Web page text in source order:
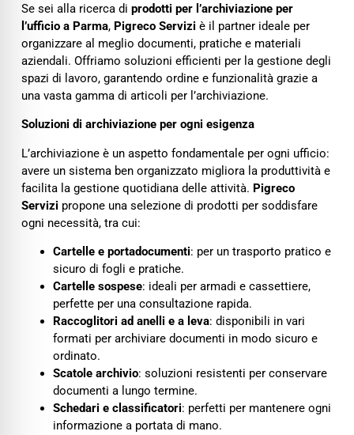
Se sei alla ricerca di prodotti per l’archiviazione per
l’ufficio a Parma, Pigreco Servizi è il partner ideale per
organizzare al meglio documenti, pratiche e materiali
aziendali. Offriamo soluzioni efficienti per la gestione degli
spazi di lavoro, garantendo ordine e funzionalità grazie a
una vasta gamma di articoli per l’archiviazione.
Soluzioni di archiviazione per ogni esigenza
L’archiviazione è un aspetto fondamentale per ogni ufficio:
avere un sistema ben organizzato migliora la produttività e
facilita la gestione quotidiana delle attività. Pigreco
Servizi propone una selezione di prodotti per soddisfare
ogni necessità, tra cui:
Cartelle e portadocumenti: per un trasporto pratico e
sicuro di fogli e pratiche.
Cartelle sospese: ideali per armadi e cassettiere,
perfette per una consultazione rapida.
Raccoglitori ad anelli e a leva: disponibili in vari
formati per archiviare documenti in modo sicuro e
ordinato.
Scatole archivio: soluzioni resistenti per conservare
documenti a lungo termine.
Schedari e classificatori: perfetti per mantenere ogni
informazione a portata di mano.